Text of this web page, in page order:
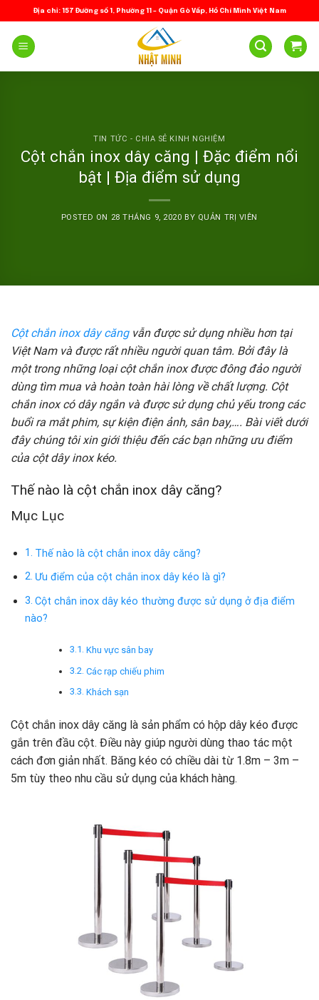
to
content
Địa chỉ: 157 Đường số 1, Phường 11 – Quận Gò Vấp, Hồ Chí Minh Việt Nam
TIN TỨC - CHIA SẺ KINH NGHIỆM
Cột chắn inox dây căng | Đặc điểm nổi
bật | Địa điểm sử dụng
POSTED ON 28 THÁNG 9, 2020 BY QUẢN TRỊ VIÊN
Cột chắn inox dây căngvẫn được sử dụng nhiều hơn tại
Việt Nam và được rất nhiều người quan tâm. Bởi đây là
một trong những loại cột chắn inox được đông đảo người
dùng tìm mua và hoàn toàn hài lòng về chất lượng. Cột
chắn inox có dây ngắn và được sử dụng chủ yếu trong các
buổi ra mắt phim, sự kiện điện ảnh, sân bay,…. Bài viết dưới
đây chúng tôi xin giới thiệu đến các bạn những ưu điểm
của cột dây inox kéo.
Thế nào là cột chắn inox dây căng?
Mục Lục
Thế nào là cột chắn inox dây căng?
Ưu điểm của cột chắn inox dây kéo là gì?
Cột chắn inox dây kéo thường được sử dụng ở địa điểm
nào?
Khu vực sân bay
Các rạp chiếu phim
Khách sạn
Cột chắn inox dây căng là sản phẩm có hộp dây kéo được
gắn trên đầu cột. Điều này giúp người dùng thao tác một
cách đơn giản nhất. Băng kéo có chiều dài từ 1.8m – 3m –
5m tùy theo nhu cầu sử dụng của khách hàng.